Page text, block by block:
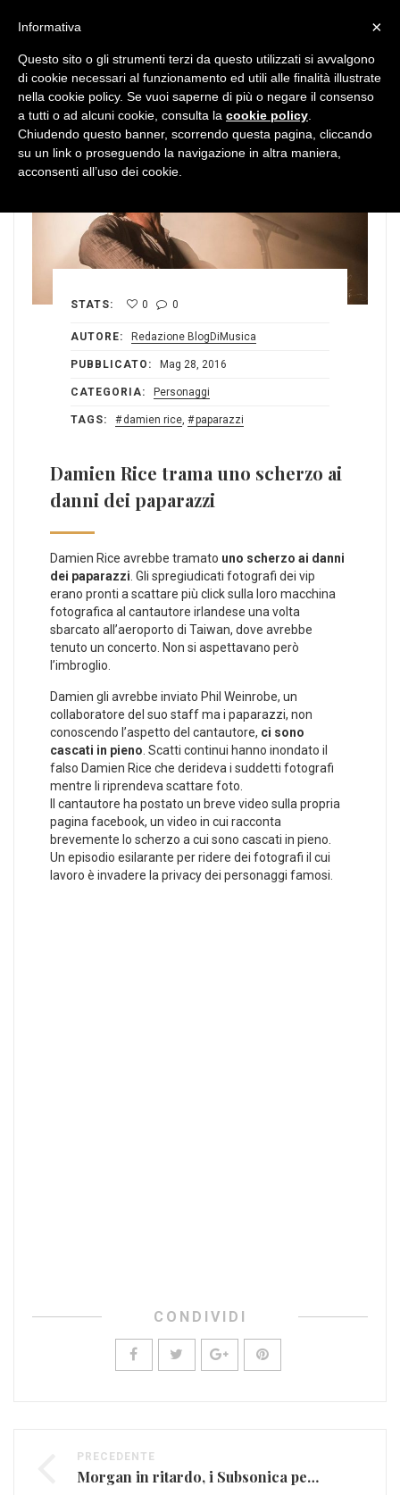
STATS: 0 0
AUTORE: Redazione BlogDiMusica
PUBBLICATO: Mag 28, 2016
CATEGORIA: Personaggi
TAGS: damien rice, paparazzi
Damien Rice trama uno scherzo ai
danni dei paparazzi
Damien Rice avrebbe tramato uno scherzo ai danni
dei paparazzi. Gli spregiudicati fotografi dei vip
erano pronti a scattare più click sulla loro macchina
fotografica al cantautore irlandese una volta
sbarcato all’aeroporto di Taiwan, dove avrebbe
tenuto un concerto. Non si aspettavano però
l’imbroglio.
Damien gli avrebbe inviato Phil Weinrobe, un
collaboratore del suo staff ma i paparazzi, non
conoscendo l’aspetto del cantautore, ci sono
cascati in pieno. Scatti continui hanno inondato il
falso Damien Rice che derideva i suddetti fotografi
mentre li riprendeva scattare foto.
Il cantautore ha postato un breve video sulla propria
pagina facebook, un video in cui racconta
brevemente lo scherzo a cui sono cascati in pieno.
Un episodio esilarante per ridere dei fotografi il cui
lavoro è invadere la privacy dei personaggi famosi.
CONDIVIDI
PRECEDENTE
Morgan in ritardo, i Subsonica per punizione lo lasciano giù dal palco
×
Informativa
Questo sito o gli strumenti terzi da questo utilizzati si avvalgono
di cookie necessari al funzionamento ed utili alle finalità illustrate
nella cookie policy. Se vuoi saperne di più o negare il consenso
a tutti o ad alcuni cookie, consulta la cookie policy
Chiudendo questo banner, scorrendo questa pagina, cliccando
su un link o proseguendo la navigazione in altra maniera,
acconsenti all’uso dei cookie.